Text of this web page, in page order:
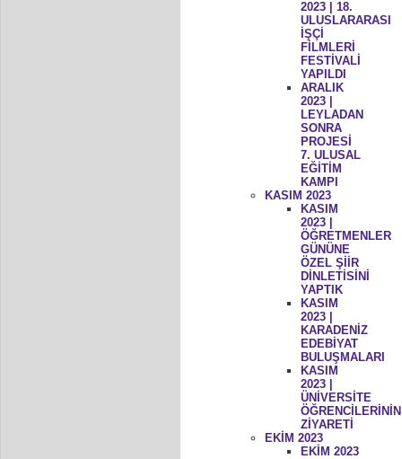
2023 | 18.
ULUSLARARASI
İŞÇİ
FİLMLERİ
FESTİVALİ
YAPILDI
ARALIK
2023 |
LEYLADAN
SONRA
PROJESİ
7. ULUSAL
EĞİTİM
KAMPI
KASIM 2023
KASIM
2023 |
ÖĞRETMENLER
GÜNÜNE
ÖZEL ŞİİR
DİNLETİSİNİ
YAPTIK
KASIM
2023 |
KARADENİZ
EDEBİYAT
BULUŞMALARI
KASIM
2023 |
ÜNİVERSİTE
ÖĞRENCİLERİNİN
ZİYARETİ
EKİM 2023
EKİM 2023